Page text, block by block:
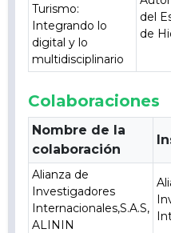
Turismo:
Integrando lo
digital y lo
multidisciplinario
del
de
Colaboraciones
Nombre de la
colaboración
Alianza de
Investigadores
Internacionales,S.A.S,
ALININ